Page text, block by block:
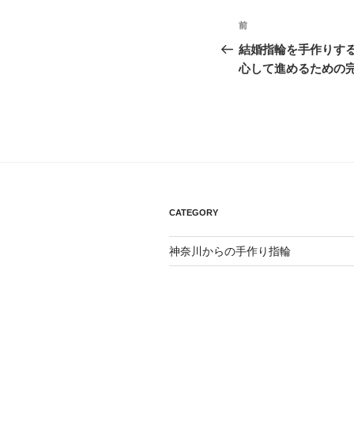
投
稿
ナ
ン
過
去
の
前
結婚指輪を手作りす
心して進めるための
CATEGORY
神奈川からの手作り指輪